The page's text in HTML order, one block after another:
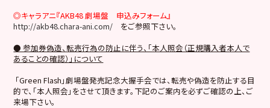
◎キャラアニ『AKB48 劇場盤 申込みフォーム』
http://akb48.chara-ani.com/ をご参照下さい。
● 参加券偽造、転売行為の防止に伴う、「本人照会（正規購入者本人で
あることの確認）」について
「Green Flash」劇場盤発売記念大握手会では、転売や偽造を防止する目
的で、「本人照会」をさせて頂きます。下記のご案内を必ずご確認の上、ご
来場下さい。